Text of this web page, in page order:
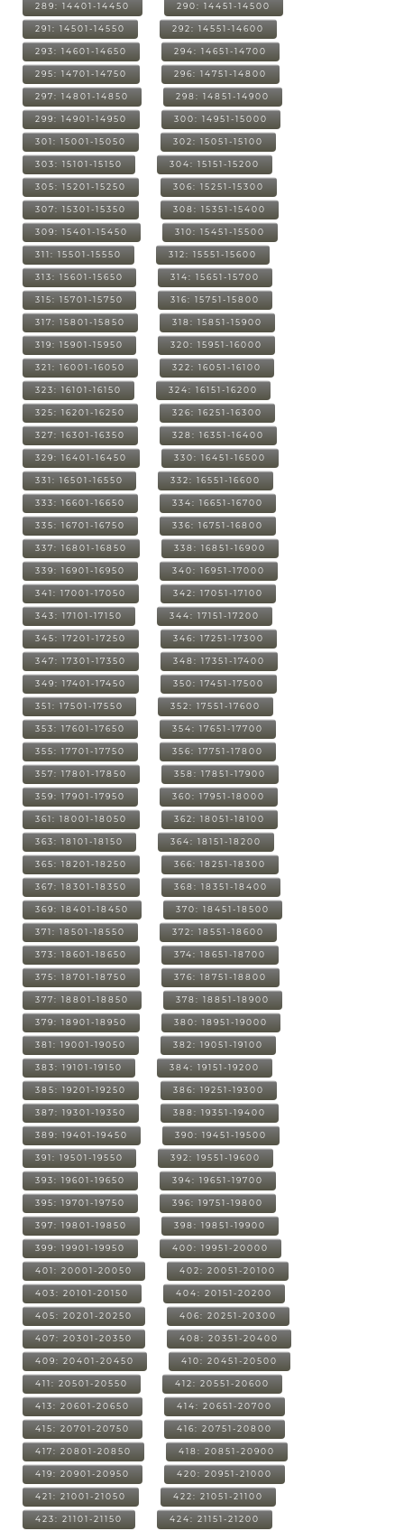
289: 14401-14450 290: 14451-14500
291: 14501-14550 292: 14551-14600
293: 14601-14650 294: 14651-14700
295: 14701-14750 296: 14751-14800
297: 14801-14850 298: 14851-14900
299: 14901-14950 300: 14951-15000
301: 15001-15050 302: 15051-15100
303: 15101-15150 304: 15151-15200
305: 15201-15250 306: 15251-15300
307: 15301-15350 308: 15351-15400
309: 15401-15450 310: 15451-15500
311: 15501-15550 312: 15551-15600
313: 15601-15650 314: 15651-15700
315: 15701-15750 316: 15751-15800
317: 15801-15850 318: 15851-15900
319: 15901-15950 320: 15951-16000
321: 16001-16050 322: 16051-16100
323: 16101-16150 324: 16151-16200
325: 16201-16250 326: 16251-16300
327: 16301-16350 328: 16351-16400
329: 16401-16450 330: 16451-16500
331: 16501-16550 332: 16551-16600
333: 16601-16650 334: 16651-16700
335: 16701-16750 336: 16751-16800
337: 16801-16850 338: 16851-16900
339: 16901-16950 340: 16951-17000
341: 17001-17050 342: 17051-17100
343: 17101-17150 344: 17151-17200
345: 17201-17250 346: 17251-17300
347: 17301-17350 348: 17351-17400
349: 17401-17450 350: 17451-17500
351: 17501-17550 352: 17551-17600
353: 17601-17650 354: 17651-17700
355: 17701-17750 356: 17751-17800
357: 17801-17850 358: 17851-17900
359: 17901-17950 360: 17951-18000
361: 18001-18050 362: 18051-18100
363: 18101-18150 364: 18151-18200
365: 18201-18250 366: 18251-18300
367: 18301-18350 368: 18351-18400
369: 18401-18450 370: 18451-18500
371: 18501-18550 372: 18551-18600
373: 18601-18650 374: 18651-18700
375: 18701-18750 376: 18751-18800
377: 18801-18850 378: 18851-18900
379: 18901-18950 380: 18951-19000
381: 19001-19050 382: 19051-19100
383: 19101-19150 384: 19151-19200
385: 19201-19250 386: 19251-19300
387: 19301-19350 388: 19351-19400
389: 19401-19450 390: 19451-19500
391: 19501-19550 392: 19551-19600
393: 19601-19650 394: 19651-19700
395: 19701-19750 396: 19751-19800
397: 19801-19850 398: 19851-19900
399: 19901-19950 400: 19951-20000
401: 20001-20050 402: 20051-20100
403: 20101-20150 404: 20151-20200
405: 20201-20250 406: 20251-20300
407: 20301-20350 408: 20351-20400
409: 20401-20450 410: 20451-20500
411: 20501-20550 412: 20551-20600
413: 20601-20650 414: 20651-20700
415: 20701-20750 416: 20751-20800
417: 20801-20850 418: 20851-20900
419: 20901-20950 420: 20951-21000
421: 21001-21050 422: 21051-21100
423: 21101-21150 424: 21151-21200